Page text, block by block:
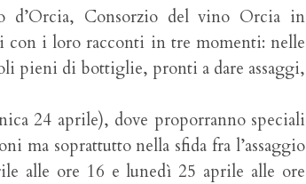
d’Orcia, Consorzio del vino Orcia in
con i loro racconti in tre momenti: nelle
pieni di bottiglie, pronti a dare assaggi,
24 aprile), dove proporranno speciali
ma soprattutto nella sfida fra l’assaggio
alle ore 16 e lunedì 25 aprile alle ore